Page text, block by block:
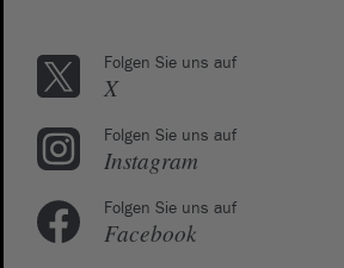
Folgen Sie uns auf
X
Folgen Sie uns auf
Instagram
Folgen Sie uns auf
Facebook